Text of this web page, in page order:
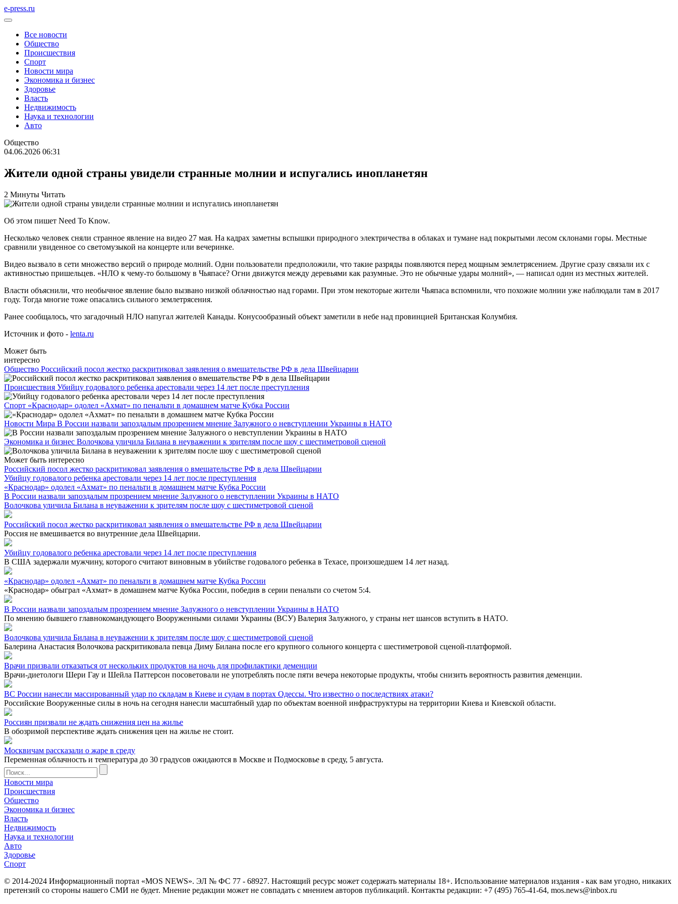
e-press.ru
Все новости
Общество
Происшествия
Спорт
Новости мира
Экономика и бизнес
Здоровье
Власть
Недвижимость
Наука и технологии
Авто
Общество
04.06.2026 06:31
Жители одной страны увидели странные молнии и испугались инопланетян
2 Минуты Читать
Об этом пишет Need To Know.
Несколько человек сняли странное явление на видео 27 мая. На кадрах заметны вспышки природного электричества в облаках и тумане над покрытыми лесом склонами горы. Местные
сравнили увиденное со светомузыкой на концерте или вечеринке.
Видео вызвало в сети множество версий о природе молний. Одни пользователи предположили, что такие разряды появляются перед мощным землетрясением. Другие сразу связали их с
активностью пришельцев. «НЛО к чему-то большому в Чьяпасе? Огни движутся между деревьями как разумные. Это не обычные удары молний», — написал один из местных жителей.
Власти объяснили, что необычное явление было вызвано низкой облачностью над горами. При этом некоторые жители Чьяпаса вспомнили, что похожие молнии уже наблюдали там в 2017
году. Тогда многие тоже опасались сильного землетрясения.
Ранее сообщалось, что загадочный НЛО напугал жителей Канады. Конусообразный объект заметили в небе над провинцией Британская Колумбия.
Источник и фото - lenta.ru
Может быть
интересно
Общество Российский посол жестко раскритиковал заявления о вмешательстве РФ в дела Швейцарии
Происшествия Убийцу годовалого ребенка арестовали через 14 лет после преступления
Спорт «Краснодар» одолел «Ахмат» по пенальти в домашнем матче Кубка России
Новости Мира В России назвали запоздалым прозрением мнение Залужного о невступлении Украины в НАТО
Экономика и бизнес Волочкова уличила Билана в неуважении к зрителям после шоу с шестиметровой сценой
Может быть интересно
Российский посол жестко раскритиковал заявления о вмешательстве РФ в дела Швейцарии
Убийцу годовалого ребенка арестовали через 14 лет после преступления
«Краснодар» одолел «Ахмат» по пенальти в домашнем матче Кубка России
В России назвали запоздалым прозрением мнение Залужного о невступлении Украины в НАТО
Волочкова уличила Билана в неуважении к зрителям после шоу с шестиметровой сценой
Российский посол жестко раскритиковал заявления о вмешательстве РФ в дела Швейцарии
Россия не вмешивается во внутренние дела Швейцарии.
Убийцу годовалого ребенка арестовали через 14 лет после преступления
В США задержали мужчину, которого считают виновным в убийстве годовалого ребенка в Техасе, произошедшем 14 лет назад.
«Краснодар» одолел «Ахмат» по пенальти в домашнем матче Кубка России
«Краснодар» обыграл «Ахмат» в домашнем матче Кубка России, победив в серии пенальти со счетом 5:4.
В России назвали запоздалым прозрением мнение Залужного о невступлении Украины в НАТО
По мнению бывшего главнокомандующего Вооруженными силами Украины (ВСУ) Валерия Залужного, у страны нет шансов вступить в НАТО.
Волочкова уличила Билана в неуважении к зрителям после шоу с шестиметровой сценой
Балерина Анастасия Волочкова раскритиковала певца Диму Билана после его крупного сольного концерта с шестиметровой сценой-платформой.
Врачи призвали отказаться от нескольких продуктов на ночь для профилактики деменции
Врачи-диетологи Шери Гау и Шейла Паттерсон посоветовали не употреблять после пяти вечера некоторые продукты, чтобы снизить вероятность развития деменции.
ВС России нанесли массированный удар по складам в Киеве и судам в портах Одессы. Что известно о последствиях атаки?
Российские Вооруженные силы в ночь на сегодня нанесли масштабный удар по объектам военной инфраструктуры на территории Киева и Киевской области.
Россиян призвали не ждать снижения цен на жилье
В обозримой перспективе ждать снижения цен на жилье не стоит.
Москвичам рассказали о жаре в среду
Переменная облачность и температура до 30 градусов ожидаются в Москве и Подмосковье в среду, 5 августа.
Новости мира
Происшествия
Общество
Экономика и бизнес
Власть
Недвижимость
Наука и технологии
Авто
Здоровье
Спорт
© 2014-2024 Информационный портал «MOS NEWS». ЭЛ № ФС 77 - 68927. Настоящий ресурс может содержать материалы 18+. Использование материалов издания - как вам угодно, никаких
претензий со стороны нашего СМИ не будет. Мнение редакции может не совпадать с мнением авторов публикаций. Контакты редакции: +7 (495) 765-41-64, mos.news@inbox.ru